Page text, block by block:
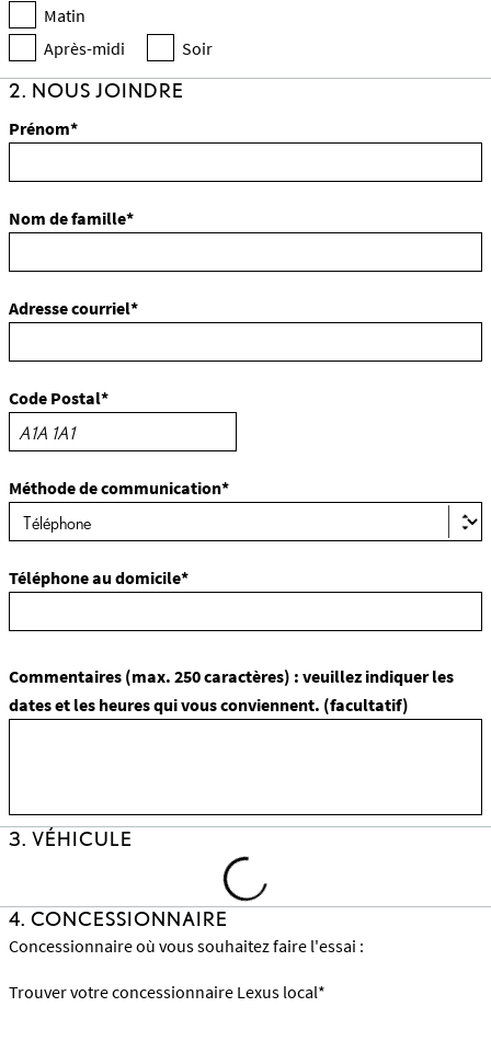
Matin
Après-midi
Soir
2. NOUS JOINDRE
Prénom*
Nom de famille*
Adresse courriel*
Code Postal*
Méthode de communication*
Téléphone au domicile*
Commentaires (max. 250 caractères) : veuillez indiquer les
dates et les heures qui vous conviennent. (facultatif)
3. VÉHICULE
Loading
4. CONCESSIONNAIRE
Concessionnaire où vous souhaitez faire l'essai :
Trouver votre concessionnaire Lexus local*